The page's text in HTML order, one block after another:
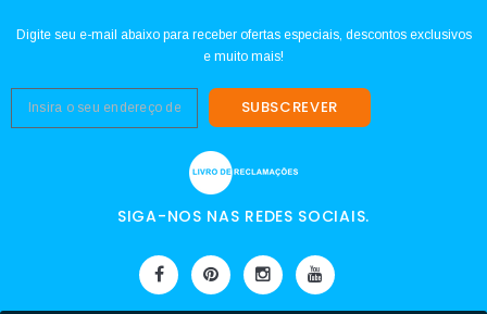
Digite seu e-mail abaixo para receber ofertas especiais, descontos exclusivos
e muito mais!
SUBSCREVER
SIGA-NOS NAS REDES SOCIAIS.